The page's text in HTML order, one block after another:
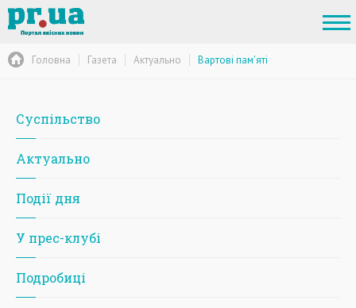
Головна Газета Актуально Вартові пам'яті
Суспільство
Актуально
Події дня
У прес-клубі
Подробиці